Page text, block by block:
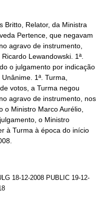
Britto, Relator, da Ministra
Pertence, que negavam
agravo de instrumento,
Lewandowski. 1ª.
o julgamento por indicação
1ª. Turma,
votos, a Turma negou
agravo de instrumento, nos
o Ministro Marco Aurélio,
o Ministro
à Turma à época do início
18-12-2008 PUBLIC 19-12-